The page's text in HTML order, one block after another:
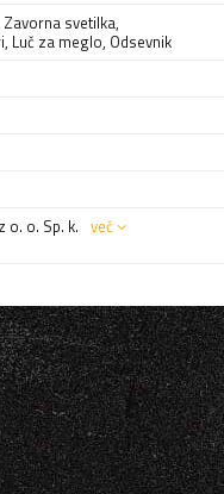
Zavorna svetilka,
, Luč za meglo, Odsevnik
o. o. Sp. k. več